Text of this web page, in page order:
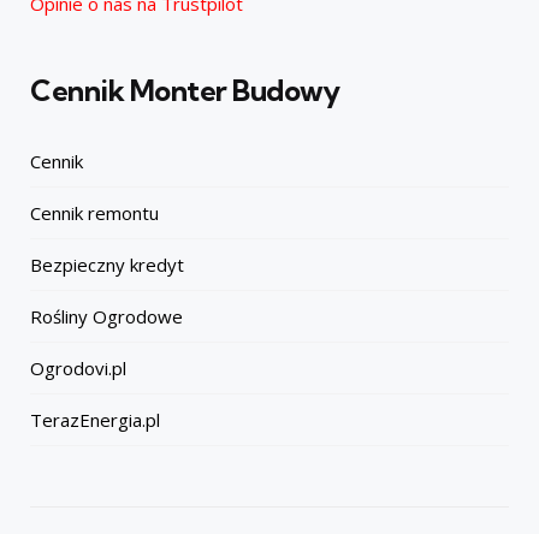
Cennik Monter Budowy
Cennik
Cennik remontu
Bezpieczny kredyt
Rośliny Ogrodowe
Ogrodovi.pl
TerazEnergia.pl